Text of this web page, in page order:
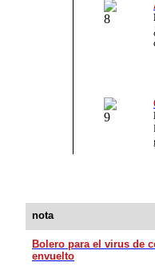
nota
Bolero para el virus de
envuelto